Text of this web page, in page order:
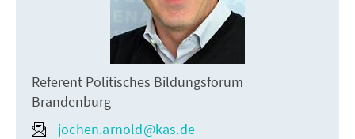
Referent Politisches Bildungsforum
Brandenburg
jochen.arnold@kas.de